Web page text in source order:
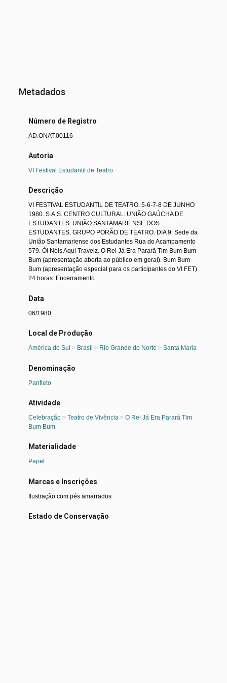
Metadados
Número de Registro
AD.ONAT.00116
Autoria
VI Festival Estudantil de Teatro
Descrição
VI FESTIVAL ESTUDANTIL DE TEATRO. 5-6-7-8 DE JUNHO
1980. S.A.S. CENTRO CULTURAL. UNIÃO GAÚCHA DE
ESTUDANTES. UNIÃO SANTAMARIENSE DOS
ESTUDANTES. GRUPO PORÃO DE TEATRO. DIA 9: Sede da
União Santamariense dos Estudantes Rua do Acampamento
579. Ói Nóis Aqui Traveiz. O Rei Já Era Pararã Tim Bum Bum
Bum (apresentação aberta ao público em geral). Bum Bum
Bum (apresentação especial para os participantes do VI FET).
24 horas: Encerramento.
Data
06/1980
Local de Produção
América do Sul > Brasil > Rio Grande do Norte > Santa Maria
Denominação
Panfleto
Atividade
Celebração> Teatro de Vivência> O Rei Já Era Parará Tim
Bum Bum
Materialidade
Papel
Marcas e Inscrições
Ilustração com pés amarrados
Estado de Conservação